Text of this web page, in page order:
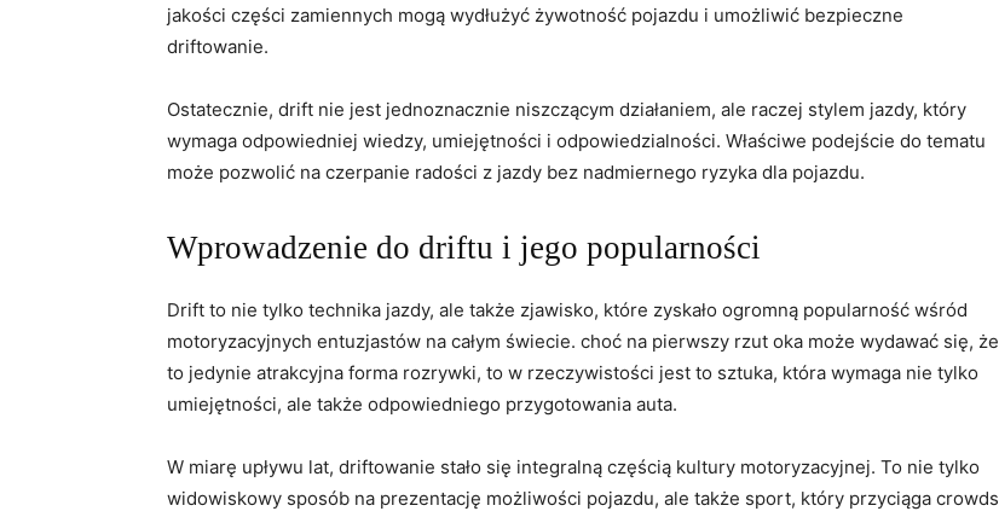
jakości części⁤ zamiennych mogą wydłużyć żywotność pojazdu⁤ i umożliwić bezpieczne
driftowanie.
Ostatecznie, ‌drift ‍nie ⁣jest jednoznacznie niszczącym działaniem, ale raczej stylem jazdy, który
wymaga⁢ odpowiedniej wiedzy, ‌umiejętności i⁢ odpowiedzialności. Właściwe podejście do tematu
może pozwolić na czerpanie⁣ radości z jazdy bez nadmiernego ryzyka dla⁤ pojazdu.
Wprowadzenie ‍do⁣ driftu i jego popularności
Drift to nie tylko technika⁢ jazdy, ale także zjawisko, które zyskało ogromną popularność ⁢wśród
motoryzacyjnych entuzjastów na całym świecie. ⁣choć ​na pierwszy ‍rzut oka‍ może wydawać się, ‍że
to‌ jedynie atrakcyjna forma rozrywki, to w rzeczywistości jest to sztuka, która wymaga nie ⁢tylko
umiejętności, ale także odpowiedniego przygotowania auta.
W miarę upływu lat, driftowanie stało⁣ się integralną częścią kultury motoryzacyjnej. To nie tylko
⁤widowiskowy sposób na prezentację możliwości pojazdu,⁢ ale także sport, który przyciąga crowds